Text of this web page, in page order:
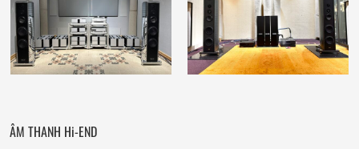
ÂM THANH Hi-END